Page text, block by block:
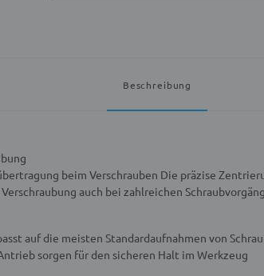
Beschreibung
beim Verschrauben Die präzise
auch bei zahlreichen
auf die meisten Standardaufnahmen von
sorgen für den sicheren Halt im Werkzeug